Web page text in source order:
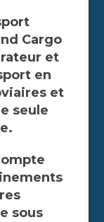
Cargo
et
en
et
seule
sous